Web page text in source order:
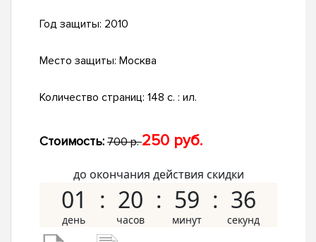
Год защиты: 2010
Место защиты: Москва
Количество страниц: 148 с. : ил.
Стоимость: 700 р.250 руб.
до окончания действия скидки
01 20 59 35